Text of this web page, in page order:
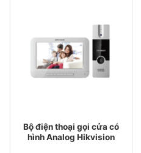
Bộ điện thoại gọi cửa có
hình Analog Hikvision